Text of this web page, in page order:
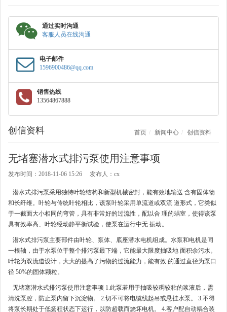
通过实时沟通
客服人员在线沟通
电子邮件
1596900486@qq.com
销售热线
13564867888
创信资料 首页 新闻中心 创信资料
无堵塞潜水式排污泵使用注意事项
发布时间：2018-11-06 15:26 发布人：cx
潜水式排污泵采用独特叶轮结构和新型机械密封，能有效地输送 含有固体物
和长纤维。叶轮与传统叶轮相比，该泵叶轮采用单流道或双流 道形式，它类似
于一截面大小相同的弯管，具有非常好的过流性，配以合 理的蜗室，使得该泵
具有效率高、叶轮经动静平衡试验，使泵在运行中无 振动。
潜水式排污泵主要部件由叶轮、泵体、底座潜水电机组成。水泵和电机是同
一根轴，由于水泵位于整个排污泵最下端，它能最大限度抽吸地 面积余污水。
叶轮为双流道设计，大大的提高了污物的过流能力，能有效 的通过直径为泵口
径 50%的固体颗粒。
无堵塞潜水式排污泵使用注意事项 1.此泵若用于抽吸较稠较粘的浆液后，需
清洗泵腔，防止泵内留下沉淀物。 2.切不可将电缆线起吊或悬挂水泵。 3.不得
将泵长期处于低扬程状态下运行，以防超载而烧坏电机。 4.客户配自动耦合装